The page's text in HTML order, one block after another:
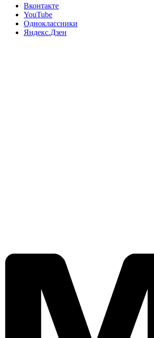
Вконтакте
YouTube
Одноклассники
Яндекс.Дзен